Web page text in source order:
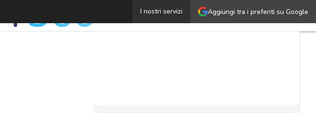
Aggiungi tra i preferiti su Google
I nostri servizi
Prove forensi negli incidenti cyber: la nuova